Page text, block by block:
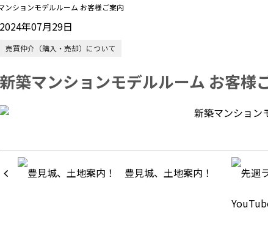
ンションモデルルーム お客様ご案内
2024年07月29日
売買仲介（購入・売却）について
新築マンションモデルルーム お客様
新築マンション
豊見城、土地案内！